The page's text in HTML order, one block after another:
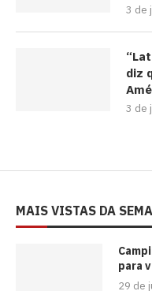
3 de
diz
3 de
MAIS VISTAS DA
para
29 de